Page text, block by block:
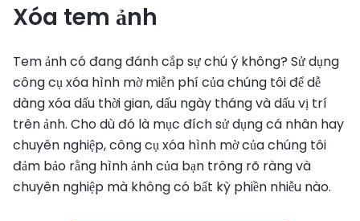
Xóa tem ảnh
Tem ảnh có đang đánh cắp sự chú ý không? Sử dụng
công cụ xóa hình mờ miễn phí của chúng tôi để dễ
dàng xóa dấu thời gian, dấu ngày tháng và dấu vị trí
trên ảnh. Cho dù đó là mục đích sử dụng cá nhân hay
chuyên nghiệp, công cụ xóa hình mờ của chúng tôi
đảm bảo rằng hình ảnh của bạn trông rõ ràng và
chuyên nghiệp mà không có bất kỳ phiền nhiễu nào.